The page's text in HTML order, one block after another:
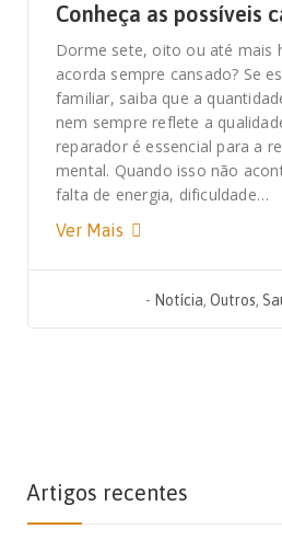
Conheça as possíveis
Dorme sete, oito ou até mais
acorda sempre cansado? Se
familiar, saiba que a
nem sempre reflete a
reparador é essencial para a
mental. Quando isso não
falta de energia, dificuldade…
Ver Mais
- Notícia, Outros,
Artigos recentes